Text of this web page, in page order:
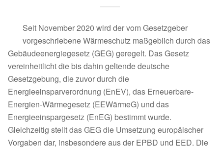
Seit November 2020 wird der vom Gesetzgeber
vorgeschriebene Wärmeschutz maßgeblich durch das
Gebäudeenergiegesetz (GEG) geregelt. Das Gesetz
vereinheitlicht die bis dahin geltende deutsche
Gesetzgebung, die zuvor durch die
Energieeinsparverordnung (EnEV), das Erneuerbare-
Energien-Wärmegesetz (EEWärmeG) und das
Energieeinspargesetz (EnEG) bestimmt wurde.
Gleichzeitig stellt das GEG die Umsetzung europäischer
Vorgaben dar, insbesondere aus der EPBD und EED. Die